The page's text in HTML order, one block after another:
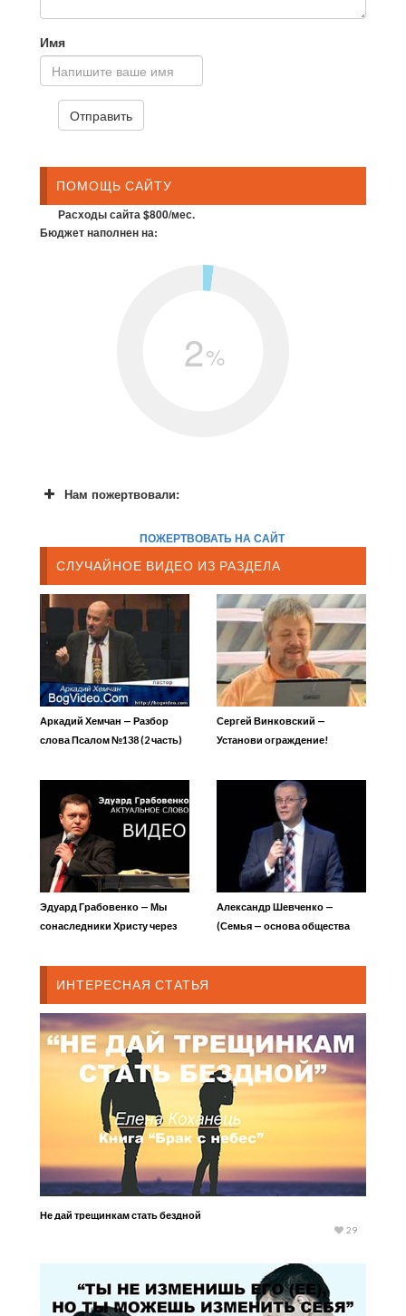
Имя
ПОМОЩЬ САЙТУ
Расходы сайта $800/мес.
Бюджет наполнен на:
2%
Нам пожертвовали:
ПОЖЕРТВОВАТЬ НА САЙТ
СЛУЧАЙНОЕ ВИДЕО ИЗ РАЗДЕЛА
Аркадий Хемчан — Разбор
слова Псалом №138 (2 часть)
Сергей Винковский —
Установи ограждение!
Эдуард Грабовенко — Мы
сонаследники Христу через
Александр Шевченко —
(Семья — основа общества
ИНТЕРЕСНАЯ СТАТЬЯ
Не дай трещинкам стать бездной
29